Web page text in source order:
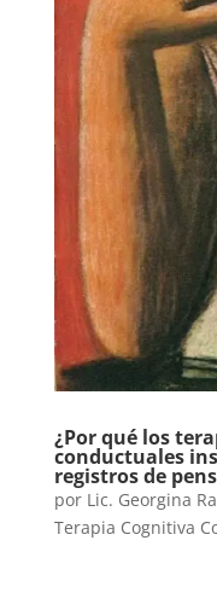
¿Por qué los
conductuales
registros de
por Lic. Georgina
Terapia Cognitiva